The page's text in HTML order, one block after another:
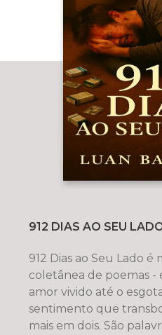
912 DIAS AO SEU
912 Dias ao Seu Lado é
coletânea de poemas
amor vivido até o
sentimento que
mais em dois. São